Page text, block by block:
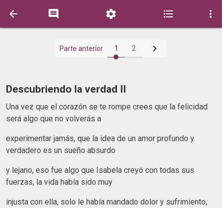
    
Parte anterior 1 2 
Descubriendo la verdad II
Una vez que el corazón se te rompe crees que la felicidad
será algo que no volverás a
experimentar jamás, que la idea de un amor profundo y
verdadero es un sueño absurdo
y lejano, eso fue algo que Isabela creyó con todas sus
fuerzas, la vida había sido muy
injusta con ella, solo le había mandado dolor y sufrimiento,